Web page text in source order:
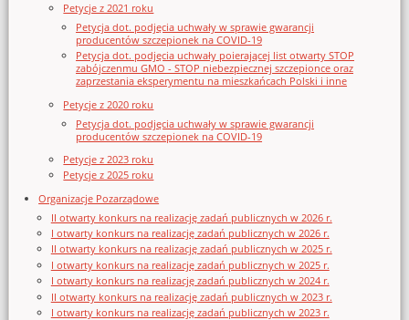
Petycje z 2021 roku
Petycja dot. podjęcia uchwały w sprawie gwarancji
producentów szczepionek na COVID-19
Petycja dot. podjęcia uchwały poierającej list otwarty STOP
zabójczenmu GMO - STOP niebezpiecznej szczepionce oraz
zaprzestania eksperymentu na mieszkańcach Polski i inne
Petycje z 2020 roku
Petycja dot. podjęcia uchwały w sprawie gwarancji
producentów szczepionek na COVID-19
Petycje z 2023 roku
Petycje z 2025 roku
Organizacje Pozarządowe
II otwarty konkurs na realizację zadań publicznych w 2026 r.
I otwarty konkurs na realizację zadań publicznych w 2026 r.
II otwarty konkurs na realizację zadań publicznych w 2025 r.
I otwarty konkurs na realizację zadań publicznych w 2025 r.
I otwarty konkurs na realizację zadań publicznych w 2024 r.
II otwarty konkurs na realizację zadań publicznych w 2023 r.
I otwarty konkurs na realizację zadań publicznych w 2023 r.